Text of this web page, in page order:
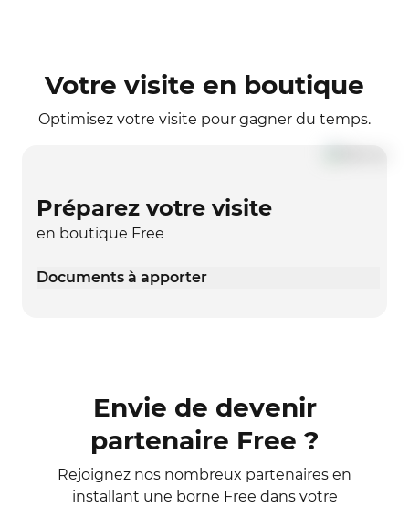
Votre visite en boutique
Optimisez votre visite pour gagner du temps.
Préparez votre visite
en boutique Free
Documents à apporter
Envie de devenir
partenaire Free ?
Rejoignez nos nombreux partenaires en
installant une borne Free dans votre